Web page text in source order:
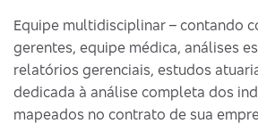
Equipe multidisciplinar – contando
gerentes, equipe médica, análises
relatórios gerenciais, estudos
dedicada à análise completa dos
mapeados no contrato de sua